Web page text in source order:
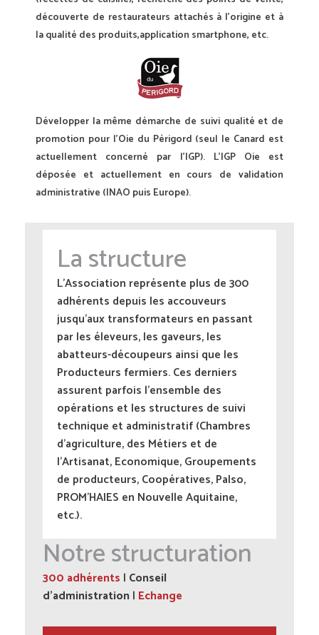
découverte de restaurateurs attachés à l’origine et à
la qualité des produits,application smartphone, etc.
Développer la même démarche de suivi qualité et de
promotion pour l’Oie du Périgord (seul le Canard est
actuellement concerné par l’IGP). L’IGP Oie est
déposée et actuellement en cours de validation
administrative (INAO puis Europe).
La structure
L’Association représente plus de 300
adhérents depuis les accouveurs
jusqu’aux transformateurs en passant
par les éleveurs, les gaveurs, les
abatteurs-découpeurs ainsi que les
Producteurs fermiers. Ces derniers
assurent parfois l’ensemble des
opérations et les structures de suivi
technique et administratif (Chambres
d’agriculture, des Métiers et de
l’Artisanat, Economique, Groupements
de producteurs, Coopératives, Palso,
PROM'HAIES en Nouvelle Aquitaine,
etc.).
Notre structuration
300 adhérents | Conseil
d’administration | Echange